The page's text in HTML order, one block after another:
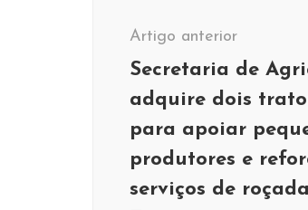
Artigo anterior
Secretaria de
adquire dois
para apoiar
produtores e
serviços de
Carnaval Cultura Turismo &